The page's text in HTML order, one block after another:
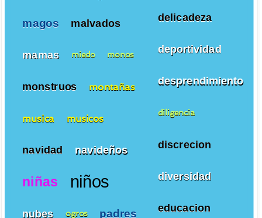
delicadeza
deportividad
desprendimiento
diligencia
discrecion
diversidad
educacion
magos malvados
mamas miedo monos
monstruos montañas
musica musicos
navidad navideños
niñas niños
nubes ogros padres